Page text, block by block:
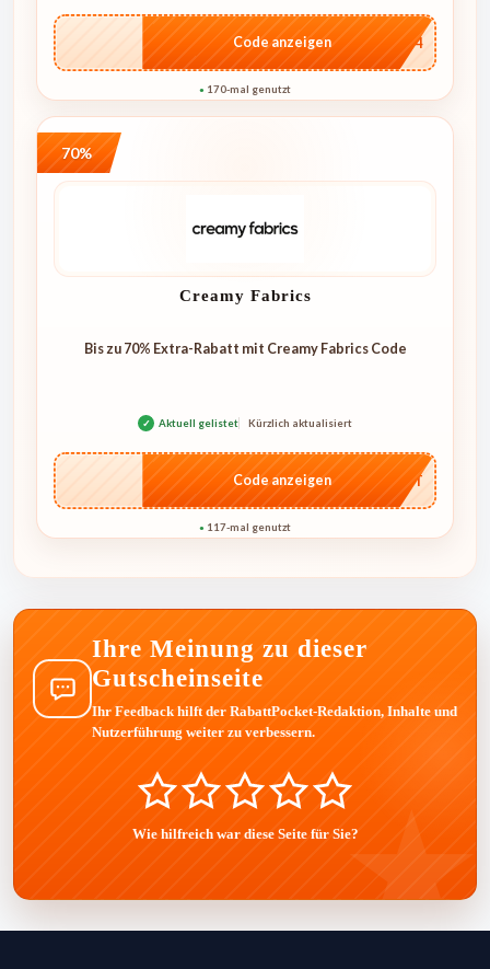
…1744
Code anzeigen
● 170-mal genutzt
70%
Creamy Fabrics
Bis zu 70% Extra-Rabatt mit Creamy Fabrics Code
✓ Aktuell gelistet Kürzlich aktualisiert
…CRET
Code anzeigen
● 117-mal genutzt
Ihre Meinung zu dieser
Gutscheinseite
Ihr Feedback hilft der RabattPocket-Redaktion, Inhalte und
Nutzerführung weiter zu verbessern.
Wie hilfreich war diese Seite für Sie?